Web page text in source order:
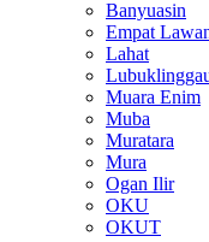
Banyuasin
Empat
Lahat
Muara Enim
Muba
Muratara
Mura
Ogan Ilir
OKU
OKUT